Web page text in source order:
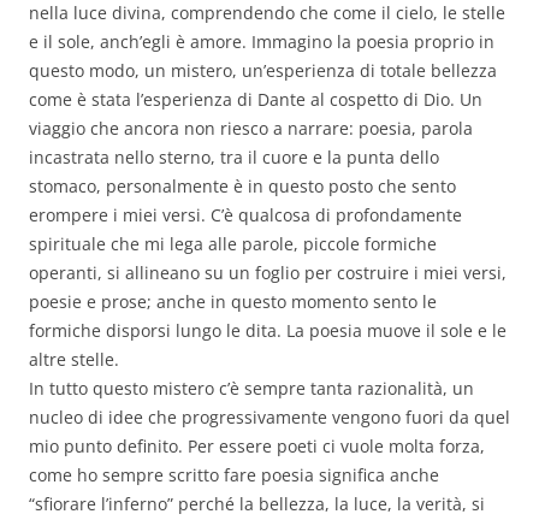
nella luce divina, comprendendo che come il cielo, le stelle
e il sole, anch’egli è amore. Immagino la poesia proprio in
questo modo, un mistero, un’esperienza di totale bellezza
come è stata l’esperienza di Dante al cospetto di Dio. Un
viaggio che ancora non riesco a narrare: poesia, parola
incastrata nello sterno, tra il cuore e la punta dello
stomaco, personalmente è in questo posto che sento
erompere i miei versi. C’è qualcosa di profondamente
spirituale che mi lega alle parole, piccole formiche
operanti, si allineano su un foglio per costruire i miei versi,
poesie e prose; anche in questo momento sento le
formiche disporsi lungo le dita. La poesia muove il sole e le
altre stelle.
In tutto questo mistero c’è sempre tanta razionalità, un
nucleo di idee che progressivamente vengono fuori da quel
mio punto definito. Per essere poeti ci vuole molta forza,
come ho sempre scritto fare poesia significa anche
“sfiorare l’inferno” perché la bellezza, la luce, la verità, si